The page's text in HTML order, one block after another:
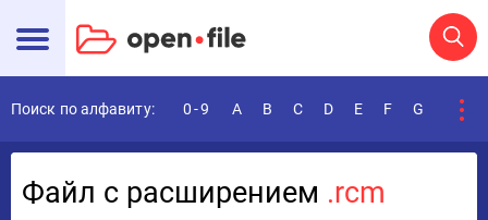
Поиск по алфавиту: 0-9 A B C D E F G
Файл с расширением .rcm